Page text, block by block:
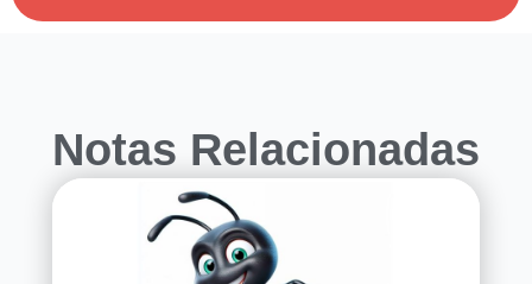
Notas Relacionadas